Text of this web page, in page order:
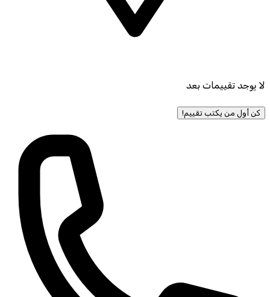
لا يوجد تقييمات بعد
كن أول من يكتب تقييم!